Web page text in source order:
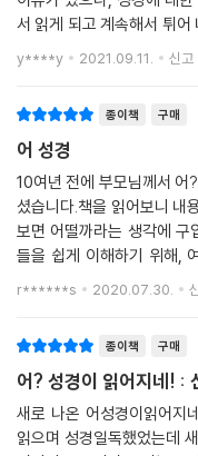
서 읽게 되고 계속해서 튀어
역사적 사건을 소화하지 못
지를 하게
y****y 2021.09.11. 신고
종이책 구매
어 성경
10여년 전에 부모님께서 어
셨습니다.책을 읽어보니 내
보면 어떨까라는 생각에 구
들을 쉽게 이해하기 위해,
만들어진 책인것 같습니다
r******s 2020.07.30.
종이책 구매
어? 성경이 읽어지네! :
새로 나온 어성경이읽어지네! 넘 좋아요
읽으며 성경일독했었는데